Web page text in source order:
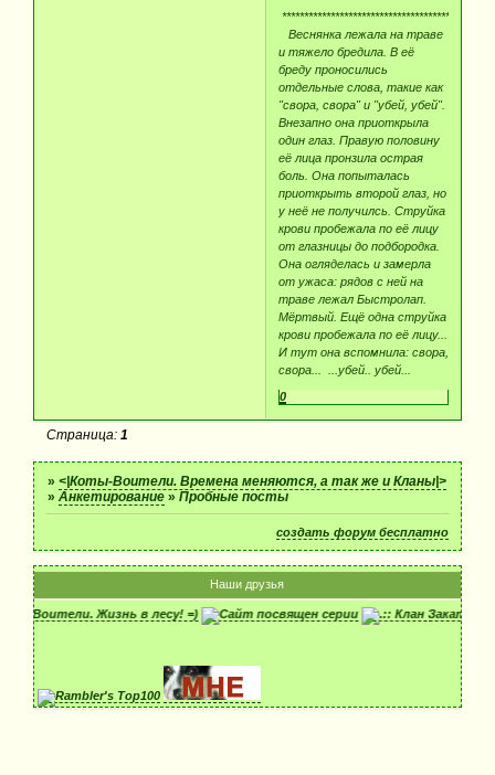
*****************************************
Веснянка лежала на траве
и тяжело бредила. В её
бреду проносились
отдельные слова, такие как
"свора, свора" и "убей, убей".
Внезапно она приоткрыла
один глаз. Правую половину
её лица пронзила острая
боль. Она попыталась
приоткрыть второй глаз, но
у неё не получилсь. Струйка
крови пробежала по её лицу
от глазницы до подбородка.
Она огляделась и замерла
от ужаса: рядов с ней на
траве лежал Быстролап.
Мёртвый. Ещё одна струйка
крови пробежала по её лицу...
И тут она вспомнила: свора,
свора... ...убей.. убей...
0
Страница:1
»<|Коты-Воители. Времена меняются, а так же и Кланы|>
»Анкетирование »Пробные посты
создать форум бесплатно
Наши друзья